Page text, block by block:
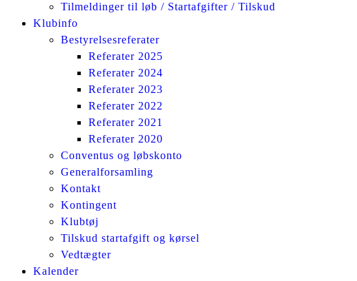
Tilmeldinger til løb / Startafgifter / Tilskud
Klubinfo
Bestyrelsesreferater
Referater 2025
Referater 2024
Referater 2023
Referater 2022
Referater 2021
Referater 2020
Conventus og løbskonto
Generalforsamling
Kontakt
Kontingent
Klubtøj
Tilskud startafgift og kørsel
Vedtægter
Kalender